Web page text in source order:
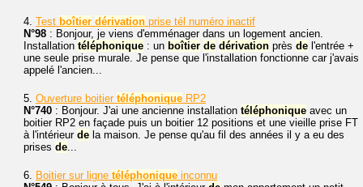
4. Test boîtier dérivation prise tél numéro inactif
N°98 : Bonjour, je viens d'emménager dans un logement ancien.
Installation téléphonique : un boîtier de dérivation près de l'entrée +
une seule prise murale. Je pense que l'installation fonctionne car j'avais
appelé l'ancien...
5. Ouverture boitier téléphonique RP2
N°740 : Bonjour. J'ai une ancienne installation téléphonique avec un
boitier RP2 en façade puis un boitier 12 positions et une vieille prise FT
à l'intérieur de la maison. Je pense qu'au fil des années il y a eu des
prises de...
6. Boitier sur ligne téléphonique inconnu